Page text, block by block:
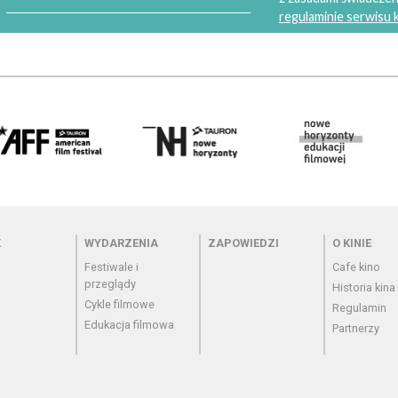
regulaminie serwisu
- cennik Menu - wydarzenia
WYDARZENIA
Festiwale i
przeglądy
Cykle filmowe
Edukacja filmowa
Menu - zapowiedzi
ZAPOWIEDZI Menu -
O KINIE
Cafe kino
Historia kina
Regulamin
Partnerzy